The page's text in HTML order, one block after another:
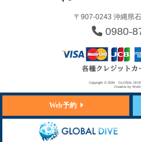
〒907-0243 沖縄県
0980-
Copyright © 2026 GLOBAL DIVE
Creative by
Web予約